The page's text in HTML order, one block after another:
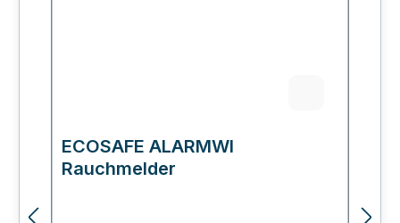
ECOSAFE ALARMWI
Rauchmelder